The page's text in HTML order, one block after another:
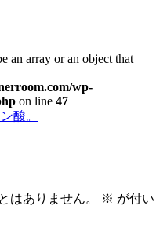
an array or an object that
wp-
on line 47
酸。
はありません。 ※ が付い